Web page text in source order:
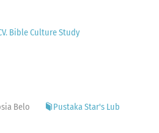
Bible Culture Study
Belo
Pustaka Star's Lub